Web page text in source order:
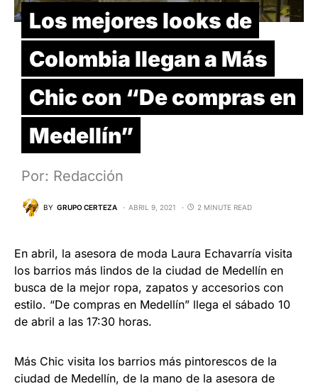
Los mejores looks de
Colombia llegan a Más
Chic con “De compras en
Medellín”
Por: Redacción
BY GRUPO CERTEZA ABRIL 9, 2021 2 MINUTE READ
En abril, la asesora de moda Laura Echavarría visita
los barrios más lindos de la ciudad de Medellín en
busca de la mejor ropa, zapatos y accesorios con
estilo. “De compras en Medellín” llega el sábado 10
de abril a las 17:30 horas.
Más Chic visita los barrios más pintorescos de la
ciudad de Medellín, de la mano de la asesora de